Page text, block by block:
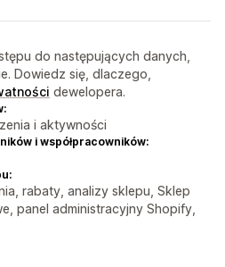
do następujących danych,
Dowiedz się, dlaczego,
dewelopera.
i aktywności
i współpracowników:
rabaty, analizy sklepu, Sklep
panel administracyjny Shopify,